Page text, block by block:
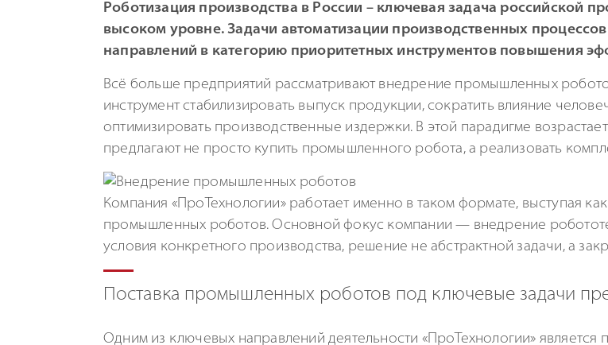
Роботизация производства в России – ключевая задача российской
высоком уровне. Задачи автоматизации производственных
направлений в категорию приоритетных инструментов повышения
Всё больше предприятий рассматривают внедрение промышленных
инструмент стабилизировать выпуск продукции, сократить влияние
оптимизировать производственные издержки. В этой парадигме
предлагают не просто купить промышленного робота, а реализовать
Компания «ПроТехнологии» работает именно в таком формате, выступая
промышленных роботов. Основной фокус компании — внедрение
условия конкретного производства, решение не абстрактной задачи, а
Поставка промышленных роботов под ключевые задачи
Одним из ключевых направлений деятельности «ПроТехнологии» является